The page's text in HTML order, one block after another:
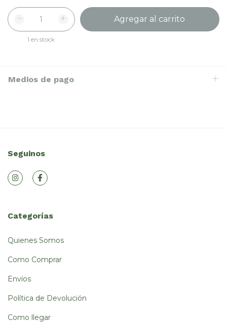
1 en stock
Medios de pago
Seguinos
Categorías
Quienes Somos
Como Comprar
Envíos
Política de Devolución
Como llegar